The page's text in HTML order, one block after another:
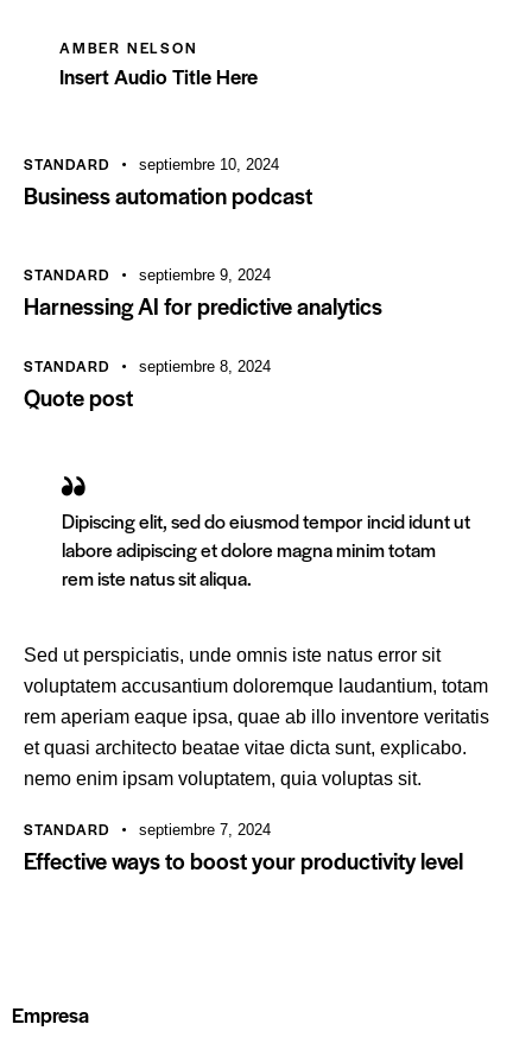
AMBER NELSON
Insert Audio Title Here
STANDARD septiembre 10, 2024
Business automation podcast
STANDARD septiembre 9, 2024
Harnessing AI for predictive analytics
STANDARD septiembre 8, 2024
Quote post
Dipiscing elit, sed do eiusmod tempor incid idunt ut
labore adipiscing et dolore magna minim totam
rem iste natus sit aliqua.
Sed ut perspiciatis, unde omnis iste natus error sit
voluptatem accusantium doloremque laudantium, totam
rem aperiam eaque ipsa, quae ab illo inventore veritatis
et quasi architecto beatae vitae dicta sunt, explicabo.
nemo enim ipsam voluptatem, quia voluptas sit.
STANDARD septiembre 7, 2024
Effective ways to boost your productivity level
Empresa